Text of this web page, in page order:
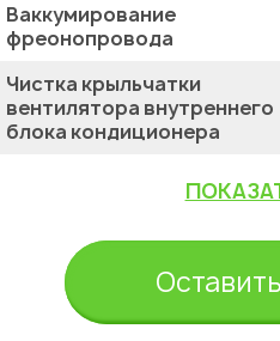
Ваккумирование
фреонопровода
Чистка крыльчатки
вентилятора внутреннего
блока кондиционера